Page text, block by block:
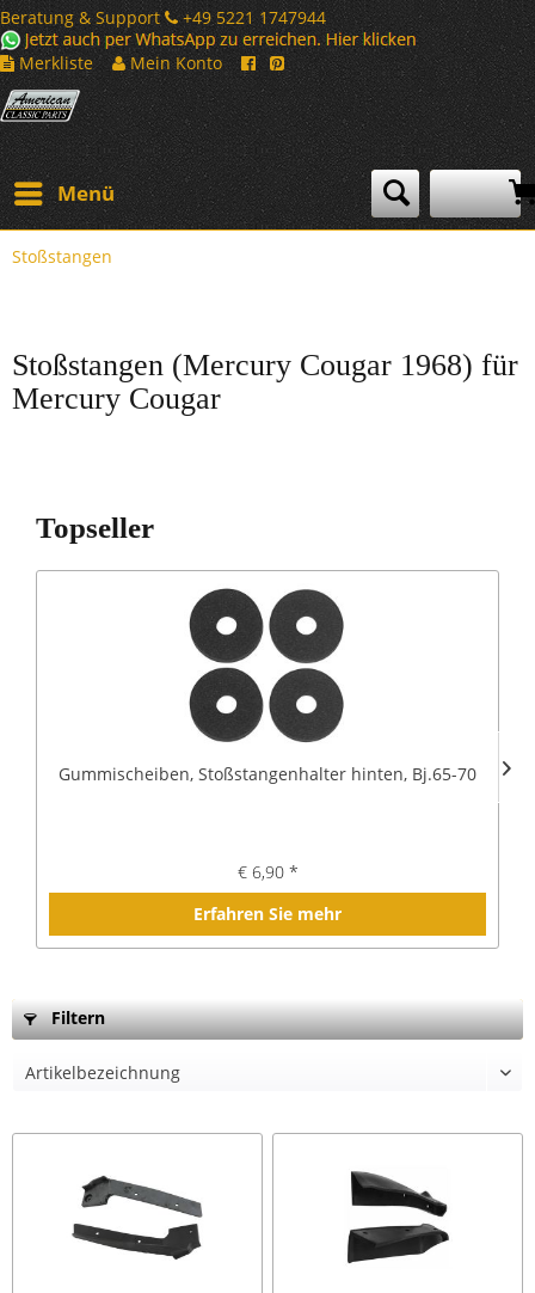
Beratung & Support
+49 5221 1747944
Merkliste
Mein Konto
Menü
Stoßstangen
Stoßstangen (Mercury Cougar 1968) für
Mercury Cougar
Topseller
Gummischeiben, Stoßstangenhalter hinten, Bj.65-70
€ 6,90 *
Erfahren Sie mehr
Filtern